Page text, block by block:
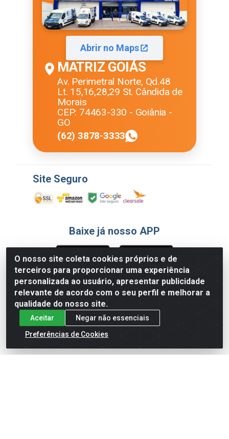
O nosso site coleta cookies próprios e de
terceiros para proporcionar uma experiência
personalizada ao usuário, apresentar publicidade
relevante de acordo com o seu perfil e melhorar a
qualidade do nosso site.
Aceitar
Negar não essenciais
Preferências de Cookies
Abrir no Maps
MATRIZ GOIÁS
Av. Perimetral Norte, Qd.48
Lt. 15,16,28,29 St. Cândida de
Morais
CEP: 74463-330 - Goiânia -
GO
(62) 3878-3333
Site Seguro
Baixe já nosso APP
Formas de Pagamento